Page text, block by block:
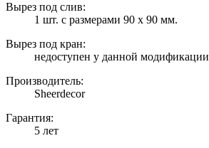
Вырез под слив:
1 шт. с размерами 90 х 90 мм.
Вырез под кран:
недоступен у данной модификации
Производитель:
Sheerdecor
Гарантия:
5 лет